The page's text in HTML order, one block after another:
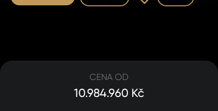
CENA OD
10.984.960 Kč